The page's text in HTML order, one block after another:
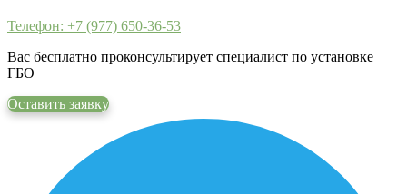
Телефон: +7 (977) 650-36-53
Вас бесплатно проконсультирует специалист по установке
ГБО
Оставить заявку